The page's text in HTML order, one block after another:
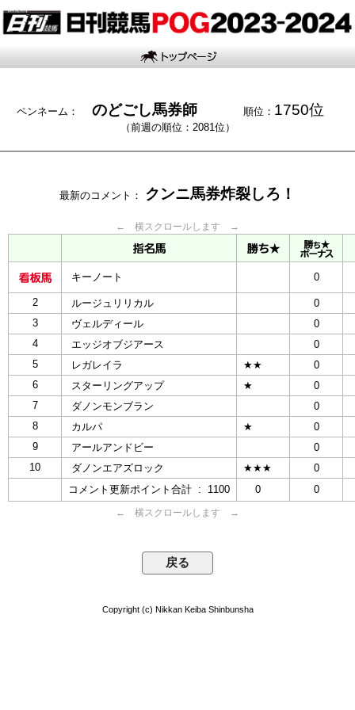
ペンネーム： のどごし馬券師 順位： 1750位
（前週の順位：2081位）
最新のコメント： クンニ馬券炸裂しろ！
← 横スクロールします →
キーノート 0
2 ルージュリリカル
0
3
ヴェルディール
0
4
エッジオブジアース
0
5
レガレイラ ★★
0
6
スターリングアップ ★
0
7
ダノンモンブラン
0
8
カルパ ★
0
9
アールアンドビー
0
10
ダノンエアズロック ★★★
0
コメント更新ポイント合計 : 1100
0 0
← 横スクロールします →
Copyright (c) Nikkan Keiba Shinbunsha